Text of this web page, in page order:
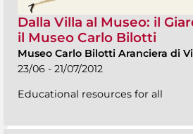
Dalla Villa al Museo: il
il Museo Carlo Bilotti
Museo Carlo Bilotti Aranciera di
23/06 - 21/07/2012
Educational resources for all